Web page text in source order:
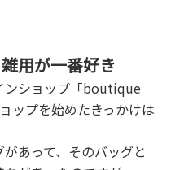
用が一番好き
ンショップ「boutique
ップを始めたきっかけは
あって、そのバッグと